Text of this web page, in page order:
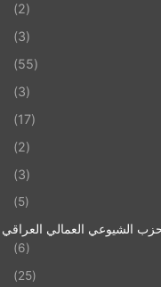
(2)
(3)
(55)
(3)
(17)
(2)
(3)
(5)
(6)
(25)